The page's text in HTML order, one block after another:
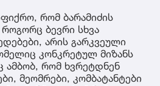
რომ ბარამიძის
როგორც ბევრი სხვა
არის გარკვეული
კონკრეტულ მიზანს
ამბობ, რომ ხვრეტდნენ
მეომრები, კომბატანტები